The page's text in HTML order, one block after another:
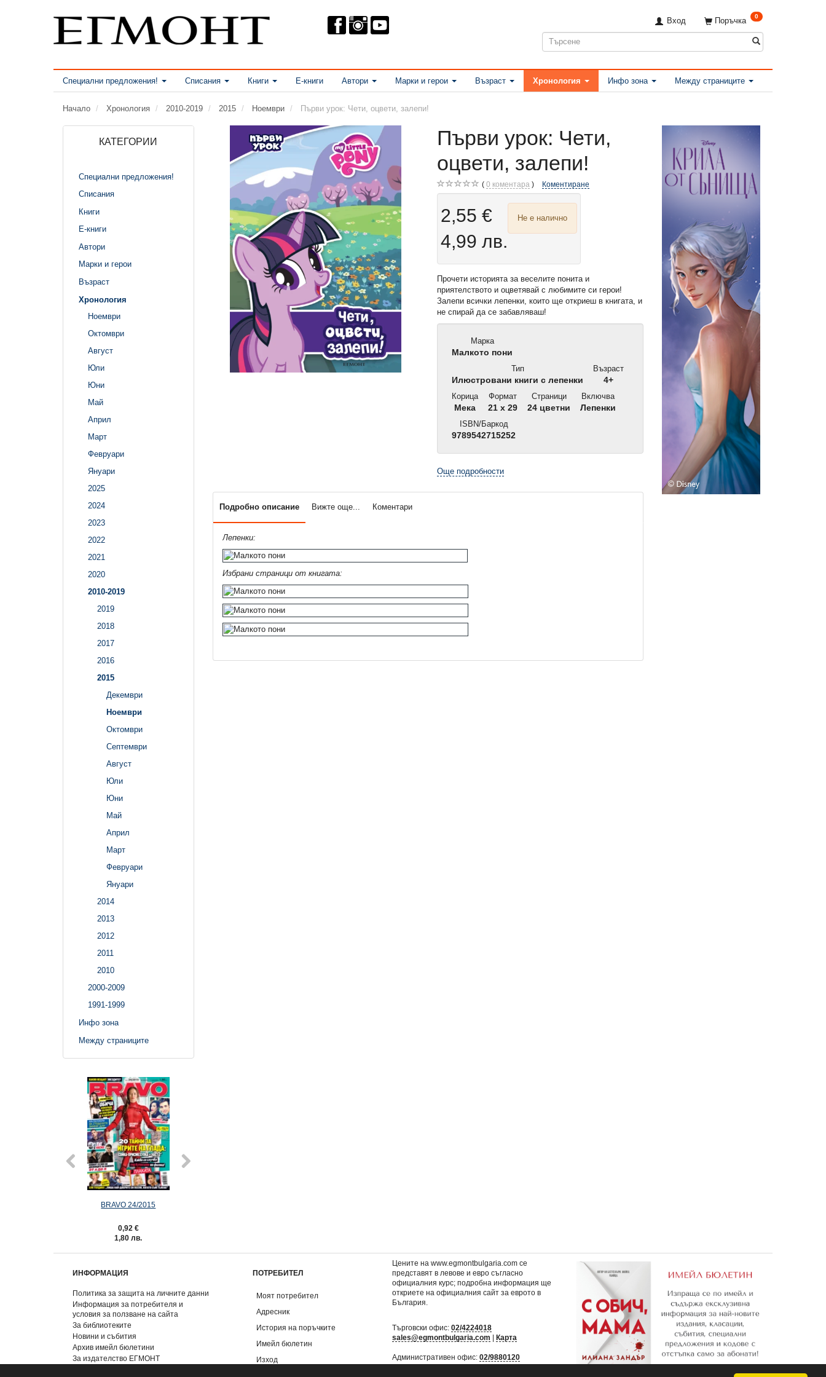
Поръчка 0
Вход
Специални предложения! Списания Книги Е-книги Автори Марки и герои Възраст Хронология Инфо зона Между страниците
Начало Хронология 2010-2019 2015 Ноември Първи урок: Чети, оцвети, залепи!
КАТЕГОРИИ
Специални предложения!
Списания
Книги
Е-книги
Автори
Марки и герои
Възраст
Хронология
Ноември
Октомври
Август
Юли
Юни
Май
Април
Март
Февруари
Януари
2025
2024
2023
2022
2021
2020
2010-2019
2019
2018
2017
2016
2015
Декември
Ноември
Октомври
Септември
Август
Юли
Юни
Май
Април
Март
Февруари
Януари
2014
2013
2012
2011
2010
2000-2009
1991-1999
Инфо зона
Между страниците
BRAVO 24/2015
0,92 €
1,80 лв.
Първи урок: Чети,
оцвети, залепи!
0 коментара Коментиране
2,55 €
4,99 лв.
Не е налично
Прочети историята за веселите понита и
приятелството и оцветявай с любимите си герои!
Залепи всички лепенки, които ще откриеш в книгата, и
не спирай да се забавляваш!
Марка
Малкото пони
Тип
Илюстровани книги с лепенки
Възраст
4+
Корица
Мека
Формат
21 x 29
Страници
24 цветни
Включва
Лепенки
ISBN/Баркод
9789542715252
Още подробности
Подробно описание Вижте още... Коментари
Лепенки:
Избрани страници от книгата:
ИНФОРМАЦИЯ
Политика за защита на личните данни
Информация за потребителя и
условия за ползване на сайта
За библиотеките
Новини и събития
Архив имейл бюлетини
За издателство ЕГМОНТ
ПОТРЕБИТЕЛ
Моят потребител
Адресник
История на поръчките
Имейл бюлетин
Изход
Цените на www.egmontbulgaria.com се
представят в левове и евро съгласно
официалния курс; подробна информация ще
откриете наофициалния сайт за еврото в
България
Търговски офис:02/4224018
sales@egmontbulgaria.com |Карта
Административен офис:02/9880120
mail@egmontbulgaria.com|Карта